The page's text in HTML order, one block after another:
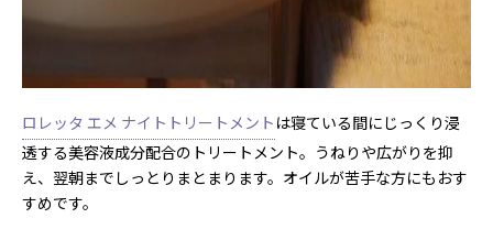
ロレッタ エメ ナイトトリートメント は寝ている間にじっくり浸
透する美容液成分配合のトリートメント。うねりや広がりを抑
え、翌朝までしっとりまとまります。オイルが苦手な方にもおす
すめです。